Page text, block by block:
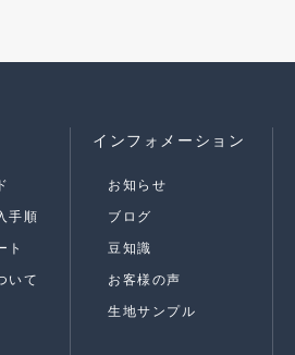
手順
ト
いて
インフォメーション
お知らせ
ブログ
豆知識
お客様の声
生地サンプル